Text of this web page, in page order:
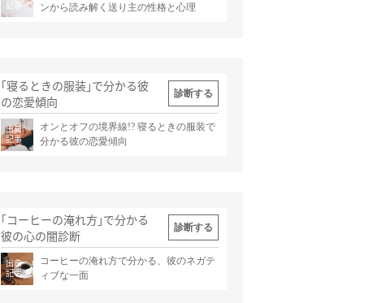
記事
ンから読み解く送り主の性格と心理
｢寝るときの服装｣で分かる彼
の恋愛傾向
診断する
出典
記事
オンとオフの境界線!? 寝るときの服装で
分かる彼の恋愛傾向
｢コーヒーの淹れ方｣で分かる
彼の心の闇診断
診断する
出典
記事
コーヒーの淹れ方で分かる、彼のネガテ
ィブな一面